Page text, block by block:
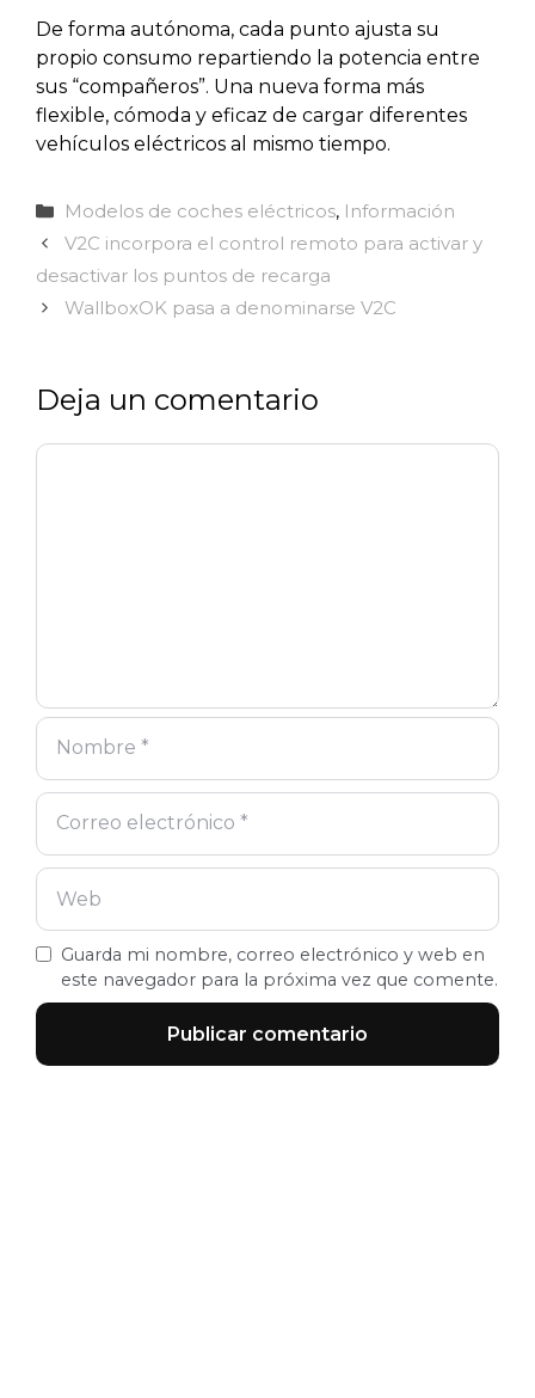
De forma autónoma, cada punto ajusta su
propio consumo repartiendo la potencia entre
sus “compañeros”. Una nueva forma más
flexible, cómoda y eficaz de cargar diferentes
vehículos eléctricos al mismo tiempo.
Categorías
Modelos de coches eléctricos, Información
V2C incorpora el control remoto para activar y
desactivar los puntos de recarga
WallboxOK pasa a denominarse V2C
Deja un comentario
Comentario
Nombre
Correo
Web
Guarda mi nombre, correo electrónico y web en
este navegador para la próxima vez que comente.